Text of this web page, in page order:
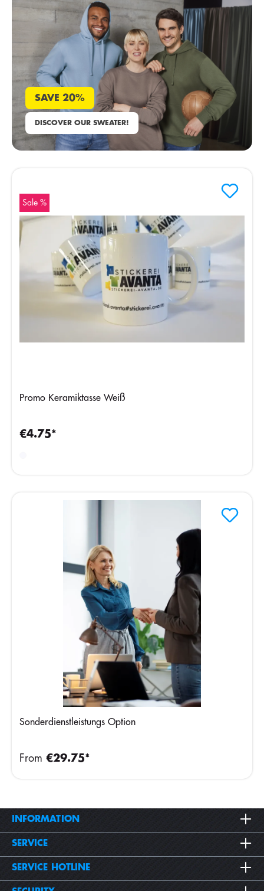
SAVE 20%
DISCOVER OUR SWEATER!
Sale %
Promo Keramiktasse Weiß
€4.75*
Sonderdienstleistungs Option
From €29.75*
INFORMATION
SERVICE
SERVICE HOTLINE